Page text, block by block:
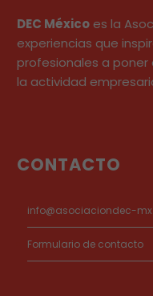
DEC México es la
experiencias que
profesionales a
la actividad
CONTACTO
info@asociaciondec-
Formulario de contacto